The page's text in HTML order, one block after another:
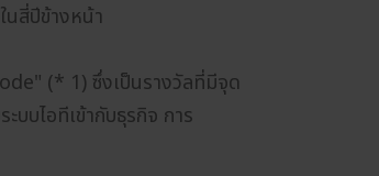
นสี่ปีข้างหน้า
(* 1) ซึ่งเป็นรางวัลที่มีจุด
บไอทีเข้ากับธุรกิจ การ